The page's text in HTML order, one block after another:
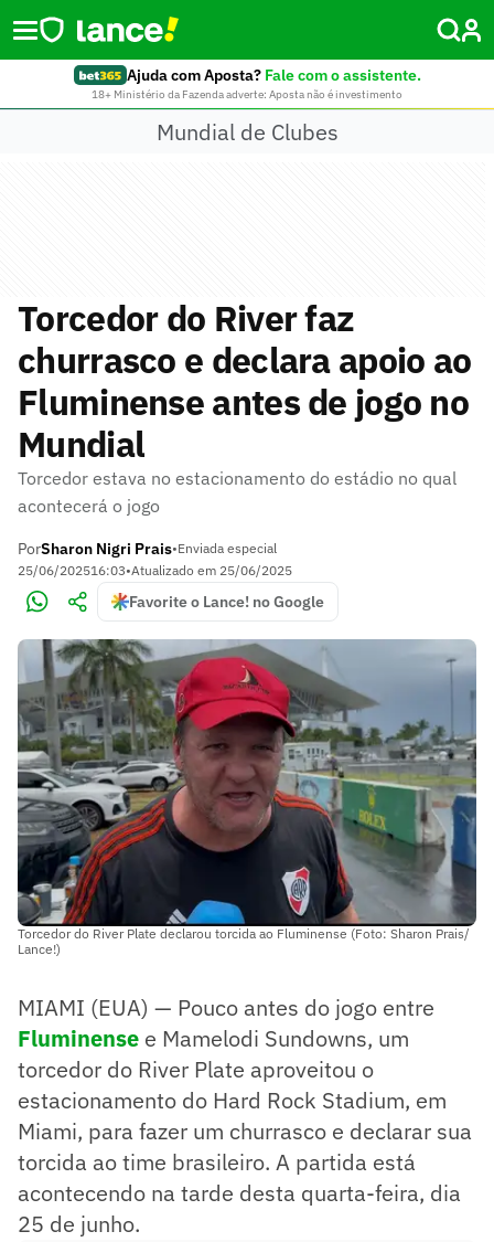
Ajuda com Aposta? Fale com o assistente.
18+ Ministério da Fazenda adverte: Aposta não é investimento
Mundial de Clubes
Torcedor do River faz
churrasco e declara apoio ao
Fluminense antes de jogo no
Mundial
Torcedor estava no estacionamento do estádio no qual
acontecerá o jogo
PorSharon Nigri Prais•Enviada especial
25/06/202516:03•Atualizado em 25/06/2025
Favorite o Lance! no Google
Torcedor do River Plate declarou torcida ao Fluminense (Foto: Sharon Prais/
Lance!)
MIAMI (EUA) — Pouco antes do jogo entre
Fluminense e Mamelodi Sundowns, um
torcedor do River Plate aproveitou o
estacionamento do Hard Rock Stadium, em
Miami, para fazer um churrasco e declarar sua
torcida ao time brasileiro. A partida está
acontecendo na tarde desta quarta-feira, dia
25 de junho.